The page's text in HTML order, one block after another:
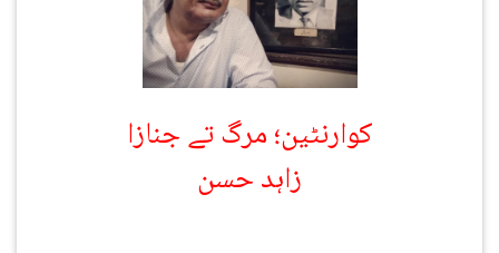
کوارنٹین؛ مرگ تے جنازا
زاہد حسن